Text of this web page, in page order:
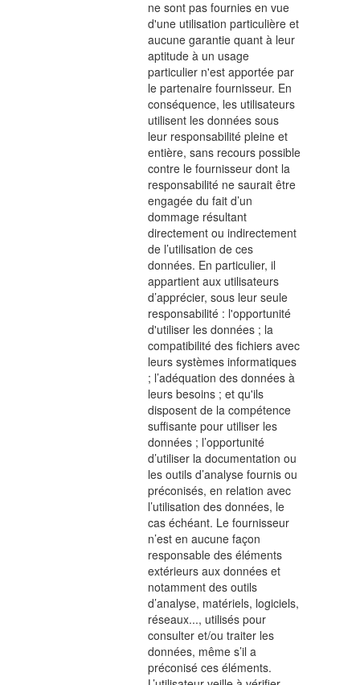
ne sont pas fournies en vue
d'une utilisation particulière et
aucune garantie quant à leur
aptitude à un usage
particulier n'est apportée par
le partenaire fournisseur. En
conséquence, les utilisateurs
utilisent les données sous
leur responsabilité pleine et
entière, sans recours possible
contre le fournisseur dont la
responsabilité ne saurait être
engagée du fait d’un
dommage résultant
directement ou indirectement
de l’utilisation de ces
données. En particulier, il
appartient aux utilisateurs
d’apprécier, sous leur seule
responsabilité : l'opportunité
d'utiliser les données ; la
compatibilité des fichiers avec
leurs systèmes informatiques
; l’adéquation des données à
leurs besoins ; et qu'ils
disposent de la compétence
suffisante pour utiliser les
données ; l’opportunité
d’utiliser la documentation ou
les outils d’analyse fournis ou
préconisés, en relation avec
l’utilisation des données, le
cas échéant. Le fournisseur
n’est en aucune façon
responsable des éléments
extérieurs aux données et
notamment des outils
d’analyse, matériels, logiciels,
réseaux..., utilisés pour
consulter et/ou traiter les
données, même s’il a
préconisé ces éléments.